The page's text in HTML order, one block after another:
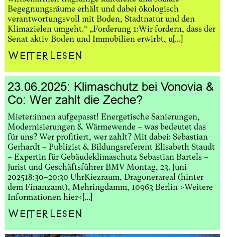
Begegnungsräume erhält und dabei ökologisch
verantwortungsvoll mit Boden, Stadtnatur und den
Klimazielen umgeht.“ „Forderung 1:Wir fordern, dass der
Senat aktiv Boden und Immobilien erwirbt, u[...]
Weiterlesen
23.06.2025: Klimaschutz bei Vonovia &
Co: Wer zahlt die Zeche?
Mieter:innen aufgepasst! Energetische Sanierungen,
Modernisierungen & Wärmewende – was bedeutet das
für uns? Wer profitiert, wer zahlt? Mit dabei: Sebastian
Gerhardt – Publizist & Bildungsreferent Elisabeth Staudt
– Expertin für Gebäudeklimaschutz Sebastian Bartels –
Jurist und Geschäftsführer BMV Montag, 23. Juni
202518:30–20:30 UhrKiezraum, Dragonerareal (hinter
dem Finanzamt), Mehringdamm, 10963 Berlin >Weitere
Informationen hier<[...]
Weiterlesen